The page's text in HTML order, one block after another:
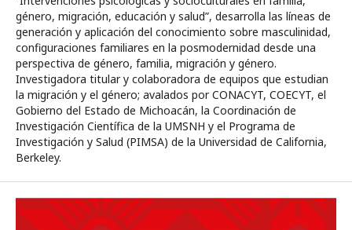
género, migración, educación y salud”, desarrolla las líneas de
generación y aplicación del conocimiento sobre masculinidad,
configuraciones familiares en la posmodernidad desde una
perspectiva de género, familia, migración y género.
Investigadora titular y colaboradora de equipos que estudian
la migración y el género; avalados por CONACYT, COECYT, el
Gobierno del Estado de Michoacán, la Coordinación de
Investigación Científica de la UMSNH y el Programa de
Investigación y Salud (PIMSA) de la Universidad de California,
Berkeley.